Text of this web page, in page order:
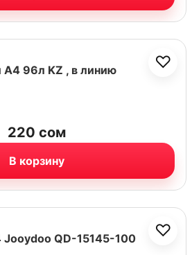
♡
96л KZ , в линию
220 сом
В корзину
♡
QD-15145-100